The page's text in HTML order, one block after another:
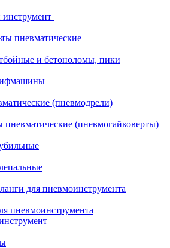
пневматические
и бетоноломы, пики
(пневмодрели)
пневматические (пневмогайковерты)
для пневмоинструмента
пневмоинструмента